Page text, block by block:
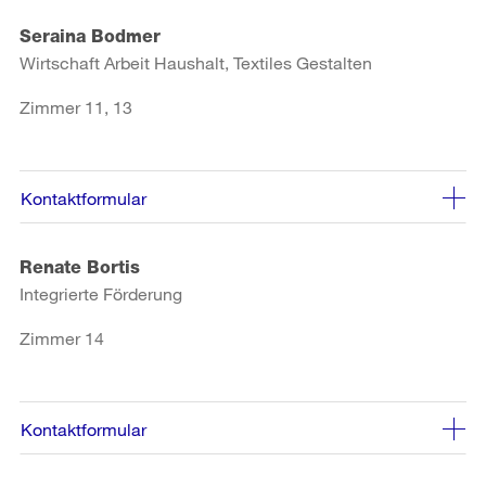
Seraina Bodmer
Wirtschaft Arbeit Haushalt, Textiles Gestalten
Zimmer 11, 13
Kontaktformular
Renate Bortis
Integrierte Förderung
Zimmer 14
Kontaktformular